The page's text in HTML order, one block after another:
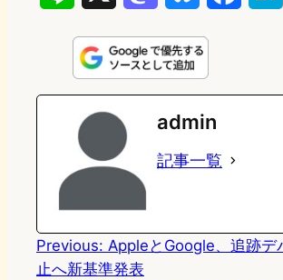
n
e
s
t
o
d
n
u
e
s
k
e
k
admin
記事一覧
Previous: AppleとGoogle、追跡デ
止へ新基準発表